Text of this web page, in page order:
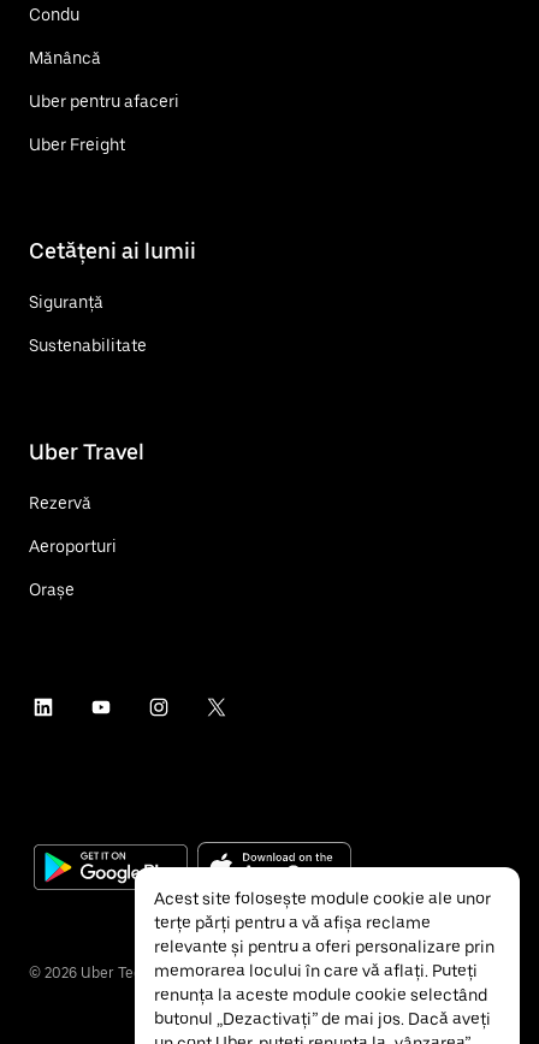
Condu
Mănâncă
Uber pentru afaceri
Uber Freight
Cetățeni ai lumii
Siguranță
Sustenabilitate
Uber Travel
Rezervă
Aeroporturi
Orașe
© 2026 Uber Technologies Inc.
Acest site folosește module cookie ale unor
terțe părți pentru a vă afișa reclame
relevante și pentru a oferi personalizare prin
memorarea locului în care vă aflați. Puteți
renunța la aceste module cookie selectând
butonul „Dezactivați” de mai jos. Dacă aveți